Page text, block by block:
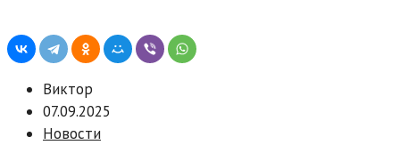
Виктор
07.09.2025
Новости